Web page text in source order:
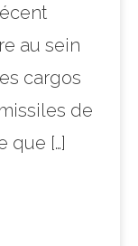
au sein
cargos
de
que […]